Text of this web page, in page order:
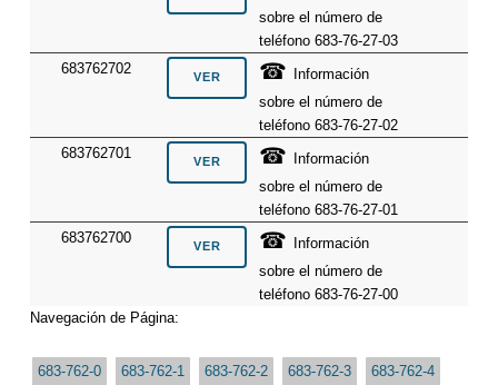
sobre el número de
teléfono 683-76-27-03
683762702
☎
Información
sobre el número de
teléfono 683-76-27-02
683762701
☎
Información
sobre el número de
teléfono 683-76-27-01
683762700
☎
Información
sobre el número de
teléfono 683-76-27-00
Navegación de Página:
683-762-0 683-762-1 683-762-2 683-762-3 683-762-4